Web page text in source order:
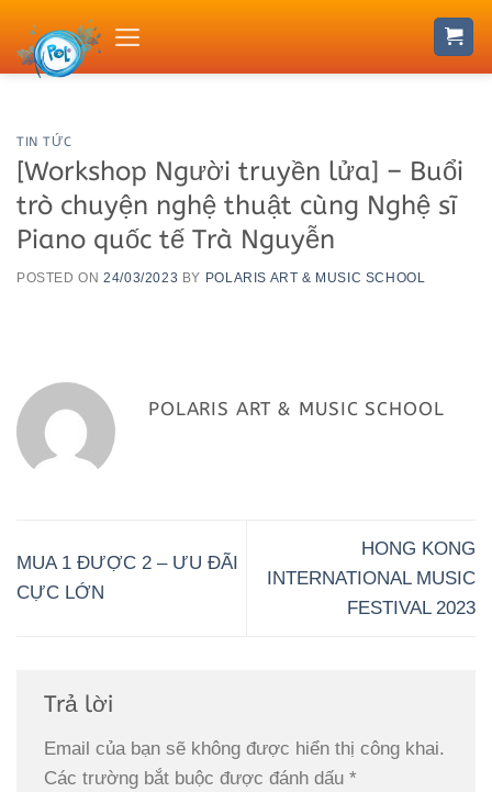
content
TIN TỨC
[Workshop Người truyền lửa] – Buổi
trò chuyện nghệ thuật cùng Nghệ sĩ
Piano quốc tế Trà Nguyễn
POSTED ON24/03/2023 BY POLARIS ART & MUSIC SCHOOL
POLARIS ART & MUSIC SCHOOL
MUA 1 ĐƯỢC 2 – ƯU ĐÃI
CỰC LỚN
HONG KONG
INTERNATIONAL MUSIC
FESTIVAL 2023
Trả lời
Email của bạn sẽ không được hiển thị công khai.
Các trường bắt buộc được đánh dấu *